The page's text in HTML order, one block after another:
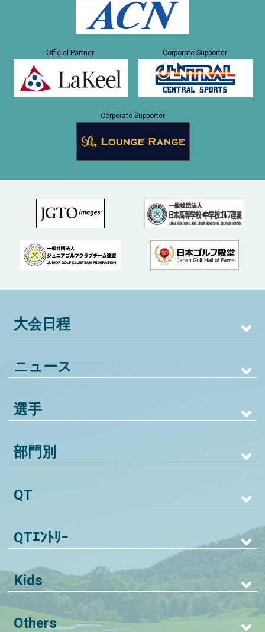
Official Partner Corporate Supporter
Corporate Supporter
大会日程
ニュース
選手
部門別
QT
QTｴﾝﾄﾘｰ
Kids
Others